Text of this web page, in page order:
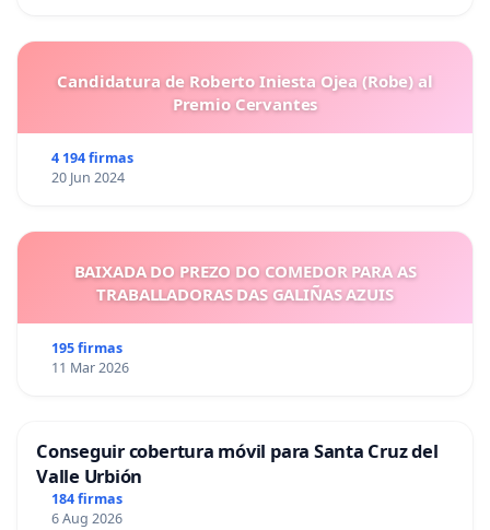
Candidatura de Roberto Iniesta Ojea (Robe) al
Premio Cervantes
4 194 firmas
20 Jun 2024
BAIXADA DO PREZO DO COMEDOR PARA AS
TRABALLADORAS DAS GALIÑAS AZUIS
195 firmas
11 Mar 2026
Conseguir cobertura móvil para Santa Cruz del
Valle Urbión
184 firmas
6 Aug 2026